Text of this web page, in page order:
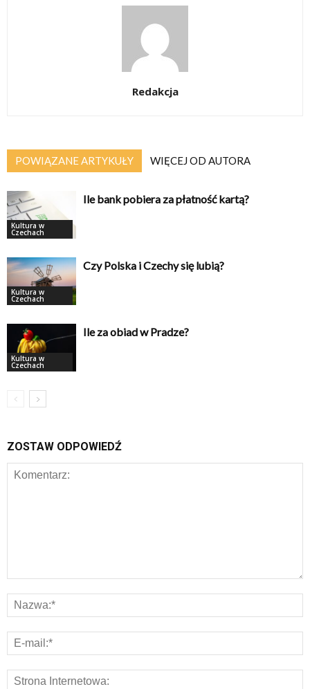
Redakcja
POWIĄZANE ARTYKUŁY WIĘCEJ OD AUTORA
Kultura w
Czechach
Ile bank pobiera za płatność kartą?
Kultura w
Czechach
Czy Polska i Czechy się lubią?
Kultura w
Czechach
Ile za obiad w Pradze?
ZOSTAW ODPOWIEDŹ